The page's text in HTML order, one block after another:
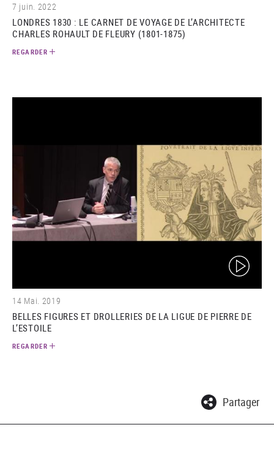
7 juin. 2022
LONDRES 1830 : LE CARNET DE VOYAGE DE L’ARCHITECTE
CHARLES ROHAULT DE FLEURY (1801-1875)
REGARDER
(video)
14 Mai. 2019
BELLES FIGURES ET DROLLERIES DE LA LIGUE DE PIERRE DE
L’ESTOILE
REGARDER
Partager